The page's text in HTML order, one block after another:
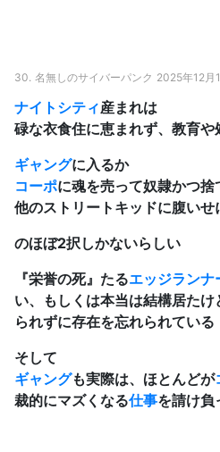
30. 名無しのサイバーパンク 2025年12月
ナイトシティ産まれは
碌な衣食住に恵まれず、教育
ギャングに入るか
コーポに魂を売って奴隷かつ
他のストリートキッドに腹い
のほぼ2択しかないらしい
『栄誉の死』たるエッジランナ
い、もしくは本当は結構居た
られずに存在を忘れられている
そして
ギャングも実際は、ほとんどが
裁的にマズくなる仕事を請け負